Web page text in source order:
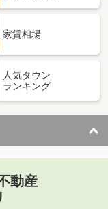
家賃相場
人気タウン
ランキング
動産